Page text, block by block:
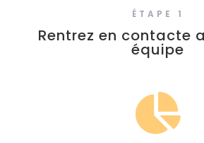
ÉTAPE 1
Rentrez en contacte
équipe
